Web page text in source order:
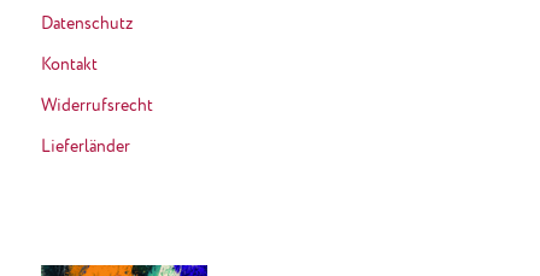
Datenschutz
Kontakt
Widerrufsrecht
Lieferländer